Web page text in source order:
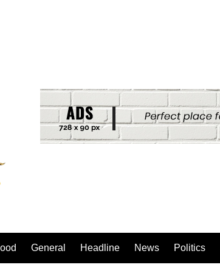
General Headline News Politics